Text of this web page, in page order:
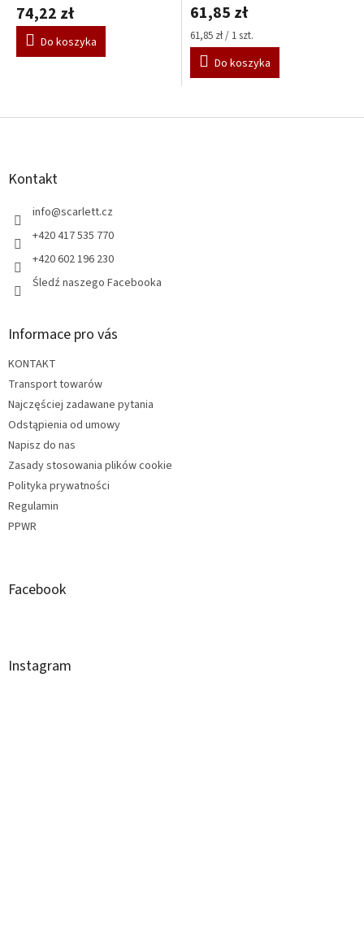
74,22 zł
Do koszyka
61,85 zł
Cena
jednostkowa:
61,85 zł / 1 szt.
Do koszyka
S
Kontakt
info@scarlett.cz
+420 417 535 770
+420 602 196 230
Śledź naszego Facebooka
Informace pro vás
KONTAKT
Transport towarów
Najczęściej zadawane pytania
Odstąpienia od umowy
Napisz do nas
Zasady stosowania plików cookie
Polityka prywatności
Regulamin
PPWR
Facebook
Instagram